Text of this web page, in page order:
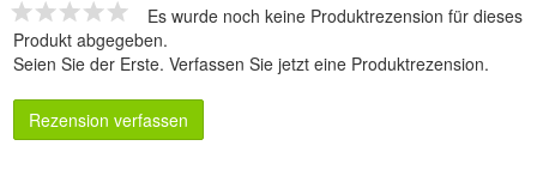
Es wurde noch keine Produktrezension für dieses
Produkt abgegeben.
Seien Sie der Erste. Verfassen Sie jetzt eine Produktrezension.
Rezension verfassen